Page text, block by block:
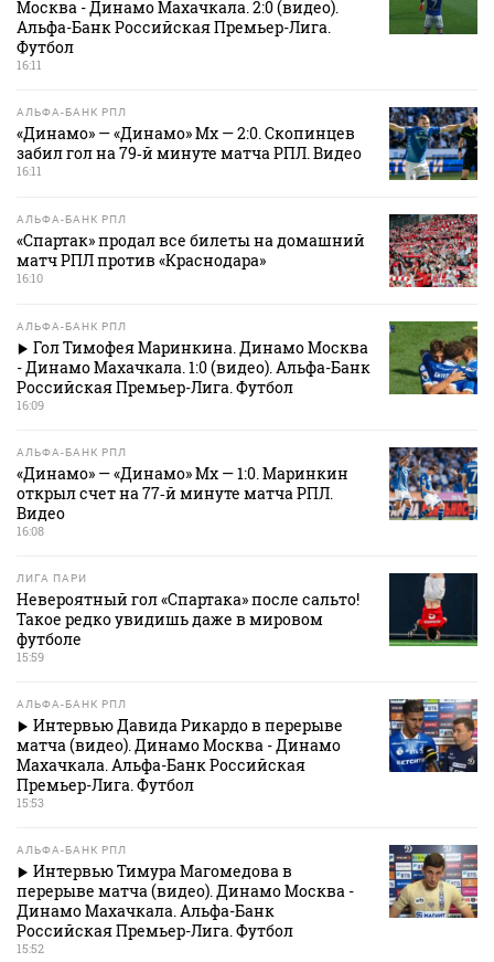
Москва - Динамо Махачкала. 2:0 (видео).
Альфа-Банк Российская Премьер-Лига.
Футбол
16:11
АЛЬФА-БАНК РПЛ
«Динамо» — «Динамо» Мх — 2:0. Скопинцев
забил гол на 79‑й минуте матча РПЛ. Видео
16:11
АЛЬФА-БАНК РПЛ
«Спартак» продал все билеты на домашний
матч РПЛ против «Краснодара»
16:10
АЛЬФА-БАНК РПЛ
Гол Тимофея Маринкина. Динамо Москва
- Динамо Махачкала. 1:0 (видео). Альфа-Банк
Российская Премьер-Лига. Футбол
16:09
АЛЬФА-БАНК РПЛ
«Динамо» — «Динамо» Мх — 1:0. Маринкин
открыл счет на 77‑й минуте матча РПЛ.
Видео
16:08
ЛИГА ПАРИ
Невероятный гол «Спартака» после сальто!
Такое редко увидишь даже в мировом
футболе
15:59
АЛЬФА-БАНК РПЛ
Интервью Давида Рикардо в перерыве
матча (видео). Динамо Москва - Динамо
Махачкала. Альфа-Банк Российская
Премьер-Лига. Футбол
15:53
АЛЬФА-БАНК РПЛ
Интервью Тимура Магомедова в
перерыве матча (видео). Динамо Москва -
Динамо Махачкала. Альфа-Банк
Российская Премьер-Лига. Футбол
15:52